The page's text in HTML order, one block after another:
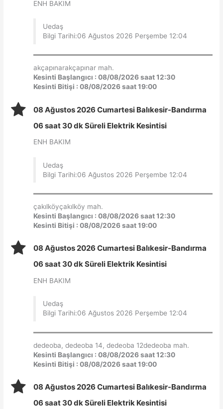
ENH BAKIM
Uedaş
Bilgi Tarihi:06 Ağustos 2026 Perşembe 12:04
akçapınarakçapınar mah.
Kesinti Başlangıcı : 08/08/2026 saat 12:30
Kesinti Bitişi : 08/08/2026 saat 19:00
08 Ağustos 2026 Cumartesi Balıkesir-Bandırma
06 saat 30 dk Süreli Elektrik Kesintisi
ENH BAKIM
Uedaş
Bilgi Tarihi:06 Ağustos 2026 Perşembe 12:04
çakılköyçakılköy mah.
Kesinti Başlangıcı : 08/08/2026 saat 12:30
Kesinti Bitişi : 08/08/2026 saat 19:00
08 Ağustos 2026 Cumartesi Balıkesir-Bandırma
06 saat 30 dk Süreli Elektrik Kesintisi
ENH BAKIM
Uedaş
Bilgi Tarihi:06 Ağustos 2026 Perşembe 12:04
dedeoba, dedeoba 14, dedeoba 12dedeoba mah.
Kesinti Başlangıcı : 08/08/2026 saat 12:30
Kesinti Bitişi : 08/08/2026 saat 19:00
08 Ağustos 2026 Cumartesi Balıkesir-Bandırma
06 saat 30 dk Süreli Elektrik Kesintisi